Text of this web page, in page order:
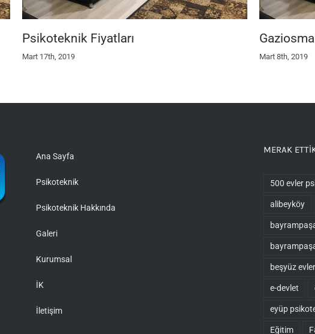
Psikoteknik Fiyatları
Mart 17th, 2019 Mart 8th, 2019
Ana Sayfa
Psikoteknik
Psikoteknik Hakkında
Galeri
Kurumsal
İK
İletişim
MERAK
500 evler
alibeyköy
beşyüz
e-devlet
eyüp
Eğitim